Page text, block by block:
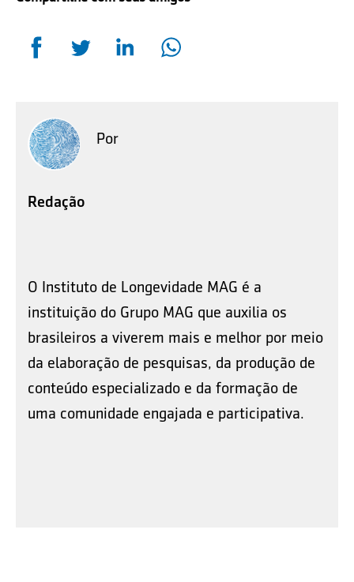
Por
Redação
O Instituto de Longevidade MAG é a
instituição do Grupo MAG que auxilia os
brasileiros a viverem mais e melhor por meio
da elaboração de pesquisas, da produção de
conteúdo especializado e da formação de
uma comunidade engajada e participativa.